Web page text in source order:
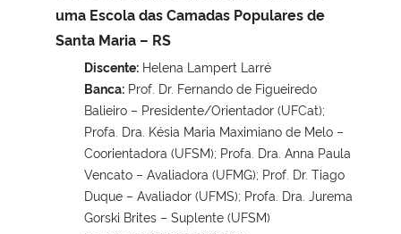
uma Escola das Camadas Populares de
Santa Maria – RS
Discente: Helena Lampert Larré
Banca: Prof. Dr. Fernando de Figueiredo
Balieiro – Presidente/Orientador (UFCat);
Profa. Dra. Késia Maria Maximiano de Melo –
Coorientadora (UFSM); Profa. Dra. Anna Paula
Vencato – Avaliadora (UFMG); Prof. Dr. Tiago
Duque – Avaliador (UFMS); Profa. Dra. Jurema
Gorski Brites – Suplente (UFSM)